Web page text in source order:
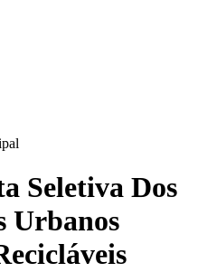
Seletiva Dos
Urbanos